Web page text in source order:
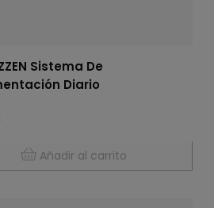
Sistema De
Diario
Añadir al carrito